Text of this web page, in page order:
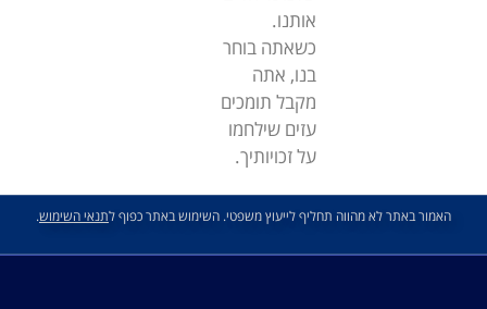
אותנו.
כשאתה בוחר
בנו, אתה
מקבל תומכים
עזים שילחמו
על זכויותיך.
האמור באתר לא מהווה תחליף לייעוץ משפטי. השימוש באתר כפוף לתנאי השימוש.